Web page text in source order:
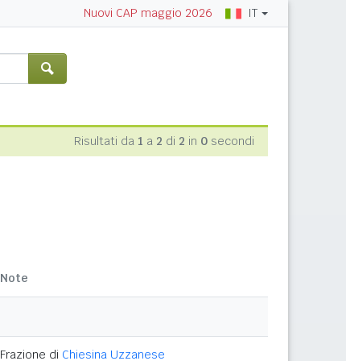
Nuovi CAP maggio 2026 IT
Risultati da 1 a 2 di 2 in 0 secondi
Note
Frazione di Chiesina Uzzanese